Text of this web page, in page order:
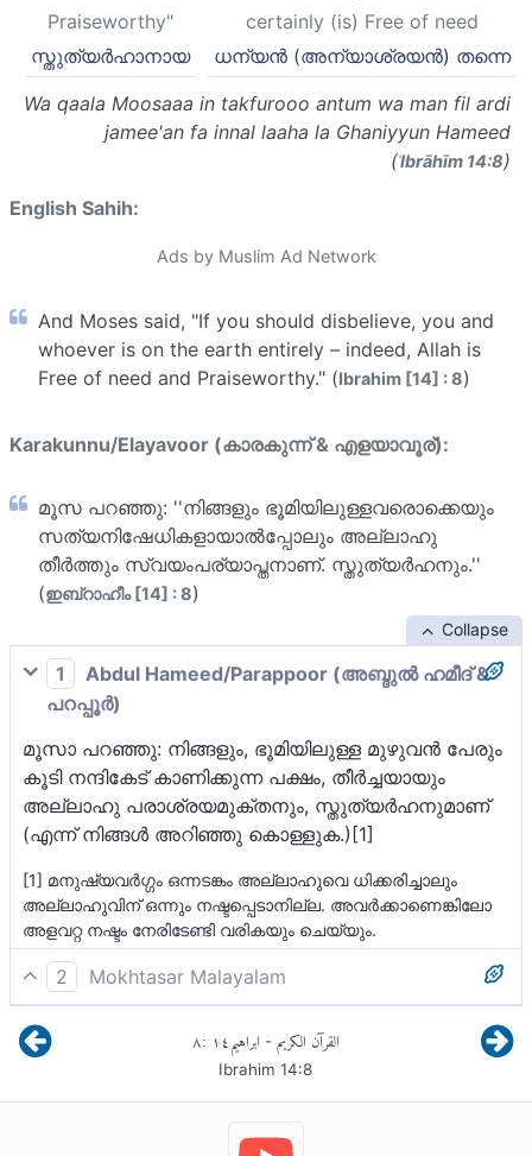
certainly (is) Free of need
ധന്യന്‍ (അന്യാശ്രയന്‍) തന്നെ
Praiseworthy"
സ്തുത്യര്‍ഹാനായ
Wa qaala Moosaaa in takfurooo antum wa man fil ardi
jamee'an fa innal laaha la Ghaniyyun Hameed
(ʾIbrāhīm 14:8)
English Sahih:
Ads by Muslim Ad Network
And Moses said, "If you should disbelieve, you and
whoever is on the earth entirely – indeed, Allah is
Free of need and Praiseworthy." (Ibrahim [14] : 8)
Karakunnu/Elayavoor (കാരകുന്ന് & എളയാവൂര്):
മൂസ പറഞ്ഞു: ''നിങ്ങളും ഭൂമിയിലുള്ളവരൊക്കെയും
സത്യനിഷേധികളായാല്‍പ്പോലും അല്ലാഹു
തീര്‍ത്തും സ്വയംപര്യാപ്തനാണ്. സ്തുത്യര്‍ഹനും.''
(ഇബ്റാഹീം [14] : 8)
Collapse
1
Abdul Hameed/Parappoor (അബ്ദുല്‍ ഹമീദ് &
പറപ്പൂര്‍)
മൂസാ പറഞ്ഞു: നിങ്ങളും, ഭൂമിയിലുള്ള മുഴുവന്‍ പേരും
കൂടി നന്ദികേട് കാണിക്കുന്ന പക്ഷം, തീര്‍ച്ചയായും
അല്ലാഹു പരാശ്രയമുക്തനും, സ്തുത്യര്‍ഹനുമാണ്
(എന്ന് നിങ്ങള്‍ അറിഞ്ഞു കൊള്ളുക.)[1]
[1] മനുഷ്യവര്‍ഗ്ഗം ഒന്നടങ്കം അല്ലാഹുവെ ധിക്കരിച്ചാലും
അല്ലാഹുവിന് ഒന്നും നഷ്ടപ്പെടാനില്ല. അവര്‍ക്കാണെങ്കിലോ
അളവറ്റ നഷ്ടം നേരിടേണ്ടി വരികയും ചെയ്യും.
2
Mokhtasar Malayalam
മൂസ തൻറെ ജനതയോട് പറഞ്ഞു: എൻ്റെ ജനങ്ങളേ!
നിങ്ങൾ (അല്ലാഹുവിനെ) നിഷേധിക്കുകയും,
അതോടൊപ്പം ഭൂമിയിലുള്ള മുഴുവനാളുകളും
നിഷേധികളാവുകയും ചെയ്തുവെങ്കിലും
നിങ്ങളുടെയെല്ലാം നിഷേധത്തിൻറെ ദോഷഫലം
القرآن الكريم - ابراهيم١٤ :٨
Ibrahim 14:8